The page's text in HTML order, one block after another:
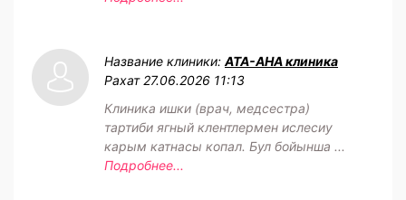
Название клиники:АТА-АНА клиника
Рахат 27.06.2026 11:13
Клиника ишки (врач, медсестра)
тартиби ягный клентлермен ислесиу
карым катнасы копал. Бул бойынша ...
Подробнее...